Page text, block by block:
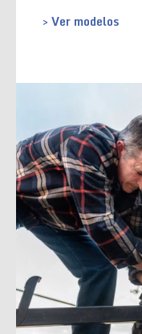
> Ver modelos